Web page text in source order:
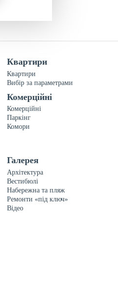
Квартири
Квартири
Вибір за параметрами
Комерційні
Комерційні
Паркінг
Комори
Галерея
Архітектура
Вестибюлі
Набережна та пляж
Ремонти «під ключ»
Відео